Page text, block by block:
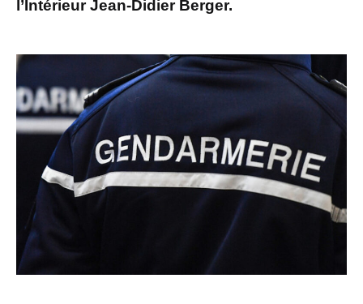
l’Intérieur Jean-Didier Berger.